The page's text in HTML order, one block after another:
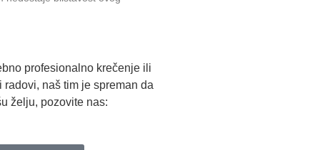
profesionalno krečenje ili
radovi, naš tim je spreman da
želju, pozovite nas: